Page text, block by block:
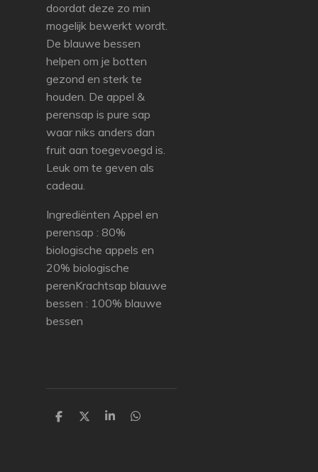
doordat deze zo min
mogelijk bewerkt wordt.
De blauwe bessen
helpen om je botten
gezond en sterk te
houden. De appel &
perensap is pure sap
waar niks anders dan
fruit aan toegevoegd is.
Leuk om te geven als
cadeau.
Ingrediënten Appel en
perensap : 80%
biologische appels en
20% biologische
perenKrachtsap blauwe
bessen : 100% blauwe
bessen
P
P
P
P